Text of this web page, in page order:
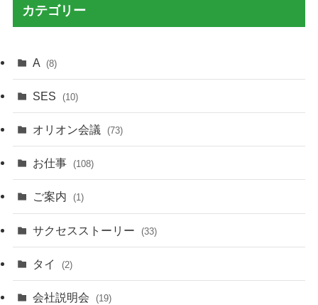
カテゴリー
A (8)
SES (10)
オリオン会議 (73)
お仕事 (108)
ご案内 (1)
サクセスストーリー (33)
タイ (2)
会社説明会 (19)